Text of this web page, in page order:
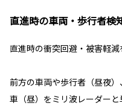
直進時の車両・歩行者検
直進時の衝突回避・被害軽減
前方の車両や歩行者（昼夜
車（昼）をミリ波レーダー